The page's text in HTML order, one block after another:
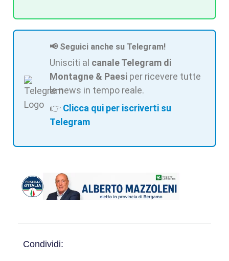
📢 Seguici anche su Telegram!
Unisciti al canale Telegram di
Montagne & Paesi per ricevere tutte
le news in tempo reale.
👉 Clicca qui per iscriverti su
Telegram
Condividi: